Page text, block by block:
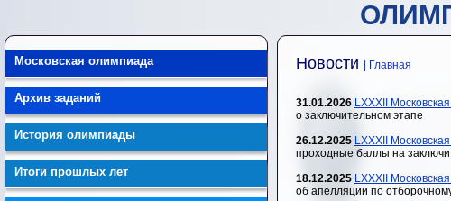
Московская олимпиада
Архив заданий
История олимпиады
Итоги прошлых лет
Новости | Главная
31.01.2026 LXXXII
о заключительном этапе
26.12.2025 LXXXII
проходные баллы на
18.12.2025 LXXXII
об апелляции по